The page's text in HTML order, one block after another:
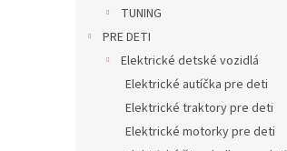
TUNING
PRE DETI
Elektrické detské vozidlá
Elektrické autíčka pre deti
Elektrické traktory pre deti
Elektrické motorky pre deti